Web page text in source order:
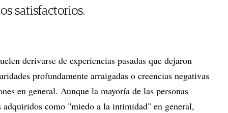
satisfactorios.
derivarse de experiencias pasadas que dejaron
profundamente arraigadas o creencias negativas
en general. Aunque la mayoría de las personas
adquiridos como "miedo a la intimidad" en general,